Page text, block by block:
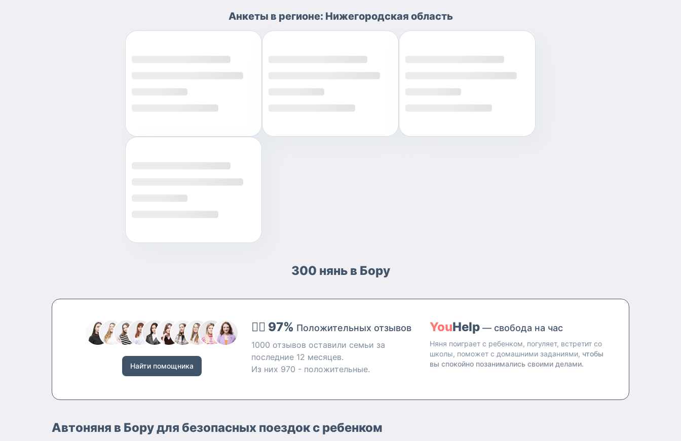
Анкеты в регионе: Нижегородская область
300 нянь в Бору
Найти помощника
👍🏻 97% Положительных отзывов
1000 отзывов оставили семьи за
последние 12 месяцев.
Из них 970 - положительные.
YouHelp — свобода на час
Няня поиграет с ребенком, погуляет, встретит со
школы, поможет с домашними заданиями, чтобы
вы спокойно позанимались своими делами.
Автоняня в Бору для безопасных поездок с ребенком